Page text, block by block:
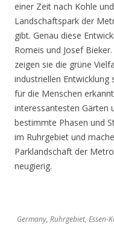
einer Zeit nach Kohle
Landschaftspark der
gibt. Genau diese
Romeis und Josef
zeigen sie die grüne
industriellen Entwicklung
für die Menschen
interessantesten Gärten
bestimmte Phasen und
im Ruhrgebiet und
Parklandschaft der
neugierig.
Germany, Ruhrgebiet, Essen-